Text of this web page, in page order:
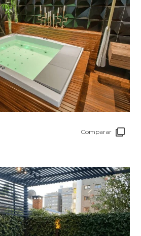
Comparar